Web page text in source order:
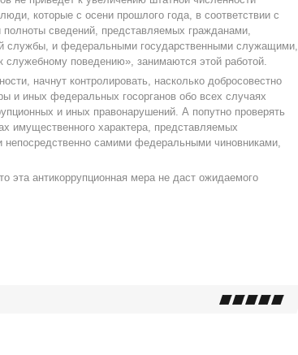
которые с осени прошлого года, в соответствии с
полноты сведений, представляемых гражданами,
службы, и федеральными государственными служащими,
поведению», занимаются этой работой.
начнут контролировать, насколько добросовестно
и иных федеральных госорганов обо всех случаях
и иных правонарушений. А попутно проверять
имущественного характера, представляемых
самими федеральными чиновниками,
эта антикоррупционная мера не даст ожидаемого